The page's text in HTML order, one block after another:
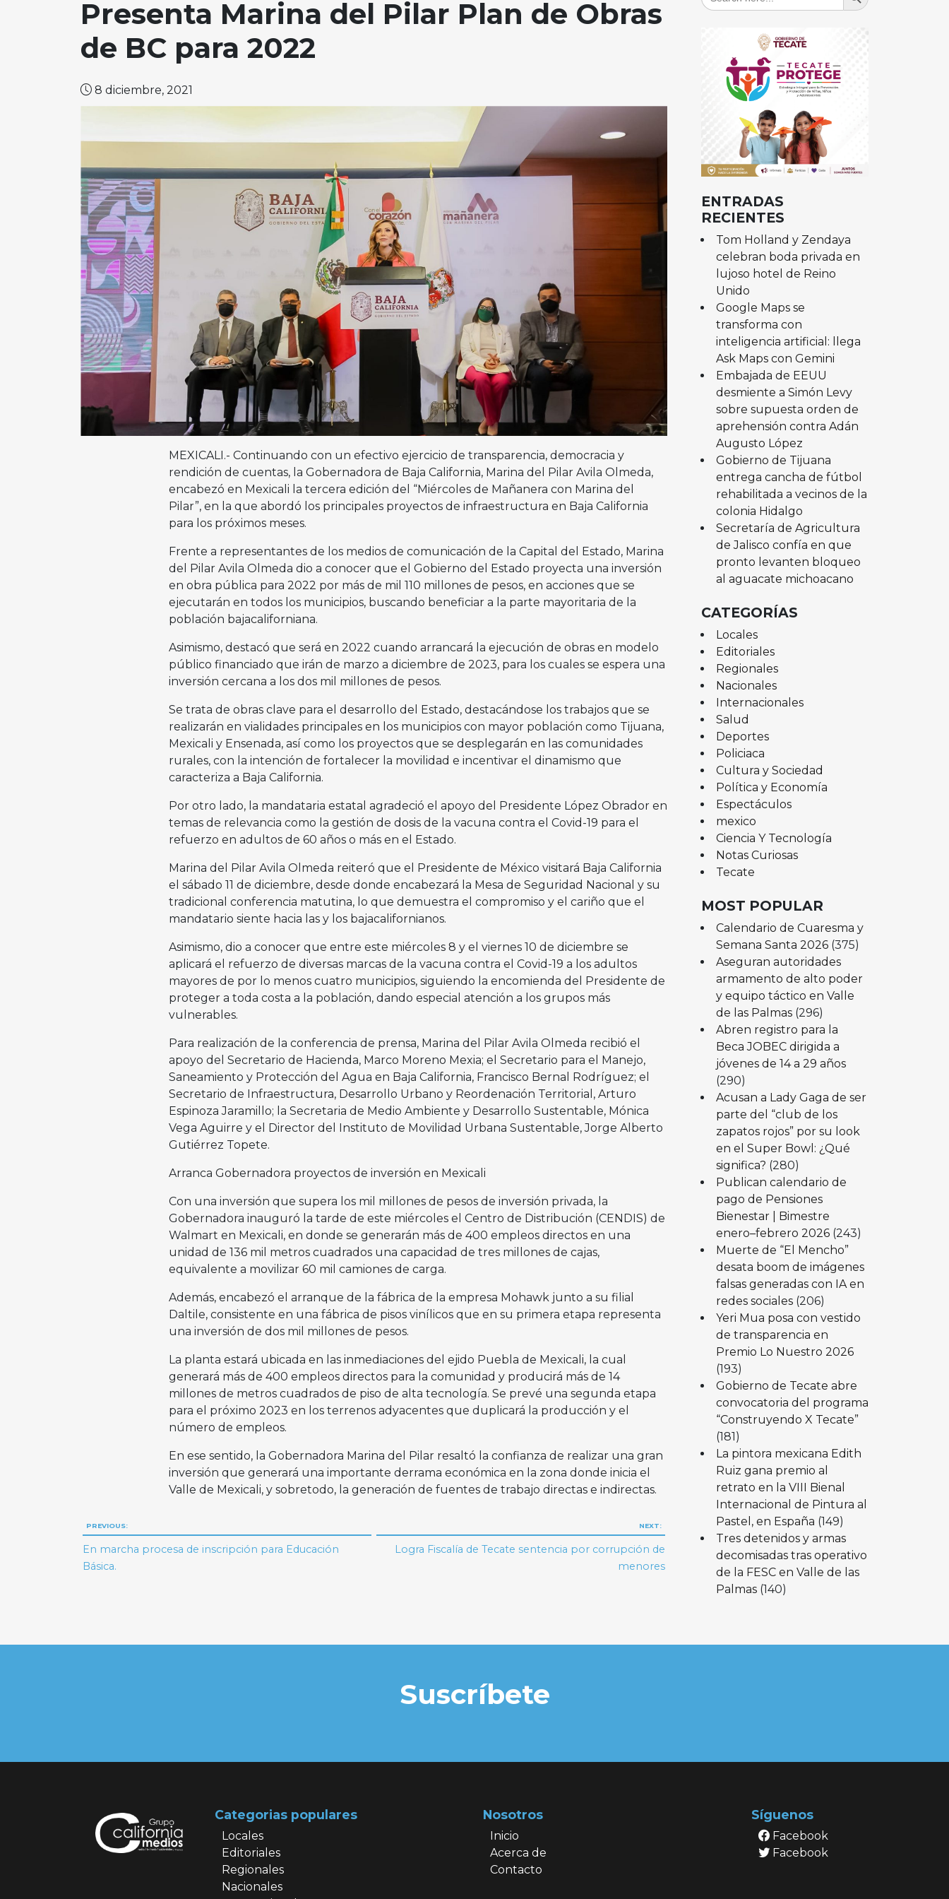
Presenta Marina del Pilar Plan de Obras
de BC para 2022
8 diciembre, 2021
MEXICALI.- Continuando con un efectivo ejercicio de transparencia, democracia y
rendición de cuentas, la Gobernadora de Baja California, Marina del Pilar Avila Olmeda,
encabezó en Mexicali la tercera edición del “Miércoles de Mañanera con Marina del
Pilar”, en la que abordó los principales proyectos de infraestructura en Baja California
para los próximos meses.
Frente a representantes de los medios de comunicación de la Capital del Estado, Marina
del Pilar Avila Olmeda dio a conocer que el Gobierno del Estado proyecta una inversión
en obra pública para 2022 por más de mil 110 millones de pesos, en acciones que se
ejecutarán en todos los municipios, buscando beneficiar a la parte mayoritaria de la
población bajacaliforniana.
Asimismo, destacó que será en 2022 cuando arrancará la ejecución de obras en modelo
público financiado que irán de marzo a diciembre de 2023, para los cuales se espera una
inversión cercana a los dos mil millones de pesos.
Se trata de obras clave para el desarrollo del Estado, destacándose los trabajos que se
realizarán en vialidades principales en los municipios con mayor población como Tijuana,
Mexicali y Ensenada, así como los proyectos que se desplegarán en las comunidades
rurales, con la intención de fortalecer la movilidad e incentivar el dinamismo que
caracteriza a Baja California.
Por otro lado, la mandataria estatal agradeció el apoyo del Presidente López Obrador en
temas de relevancia como la gestión de dosis de la vacuna contra el Covid-19 para el
refuerzo en adultos de 60 años o más en el Estado.
Marina del Pilar Avila Olmeda reiteró que el Presidente de México visitará Baja California
el sábado 11 de diciembre, desde donde encabezará la Mesa de Seguridad Nacional y su
tradicional conferencia matutina, lo que demuestra el compromiso y el cariño que el
mandatario siente hacia las y los bajacalifornianos.
Asimismo, dio a conocer que entre este miércoles 8 y el viernes 10 de diciembre se
aplicará el refuerzo de diversas marcas de la vacuna contra el Covid-19 a los adultos
mayores de por lo menos cuatro municipios, siguiendo la encomienda del Presidente de
proteger a toda costa a la población, dando especial atención a los grupos más
vulnerables.
Para realización de la conferencia de prensa, Marina del Pilar Avila Olmeda recibió el
apoyo del Secretario de Hacienda, Marco Moreno Mexia; el Secretario para el Manejo,
Saneamiento y Protección del Agua en Baja California, Francisco Bernal Rodríguez; el
Secretario de Infraestructura, Desarrollo Urbano y Reordenación Territorial, Arturo
Espinoza Jaramillo; la Secretaria de Medio Ambiente y Desarrollo Sustentable, Mónica
Vega Aguirre y el Director del Instituto de Movilidad Urbana Sustentable, Jorge Alberto
Gutiérrez Topete.
Arranca Gobernadora proyectos de inversión en Mexicali
Con una inversión que supera los mil millones de pesos de inversión privada, la
Gobernadora inauguró la tarde de este miércoles el Centro de Distribución (CENDIS) de
Walmart en Mexicali, en donde se generarán más de 400 empleos directos en una
unidad de 136 mil metros cuadrados una capacidad de tres millones de cajas,
equivalente a movilizar 60 mil camiones de carga.
Además, encabezó el arranque de la fábrica de la empresa Mohawk junto a su filial
Daltile, consistente en una fábrica de pisos vinílicos que en su primera etapa representa
una inversión de dos mil millones de pesos.
La planta estará ubicada en las inmediaciones del ejido Puebla de Mexicali, la cual
generará más de 400 empleos directos para la comunidad y producirá más de 14
millones de metros cuadrados de piso de alta tecnología. Se prevé una segunda etapa
para el próximo 2023 en los terrenos adyacentes que duplicará la producción y el
número de empleos.
En ese sentido, la Gobernadora Marina del Pilar resaltó la confianza de realizar una gran
inversión que generará una importante derrama económica en la zona donde inicia el
Valle de Mexicali, y sobretodo, la generación de fuentes de trabajo directas e indirectas.
Navegación
de
PREVIOUS:
En marcha procesa de inscripción para Educación
Básica.
NEXT:
Logra Fiscalía de Tecate sentencia por corrupción de
menores
ENTRADAS
RECIENTES
Tom Holland y Zendaya
celebran boda privada en
lujoso hotel de Reino
Unido
Google Maps se
transforma con
inteligencia artificial: llega
Ask Maps con Gemini
Embajada de EEUU
desmiente a Simón Levy
sobre supuesta orden de
aprehensión contra Adán
Augusto López
Gobierno de Tijuana
entrega cancha de fútbol
rehabilitada a vecinos de la
colonia Hidalgo
Secretaría de Agricultura
de Jalisco confía en que
pronto levanten bloqueo
al aguacate michoacano
CATEGORÍAS
Locales
Editoriales
Regionales
Nacionales
Internacionales
Salud
Deportes
Policiaca
Cultura y Sociedad
Política y Economía
Espectáculos
mexico
Ciencia Y Tecnología
Notas Curiosas
Tecate
MOST POPULAR
Calendario de Cuaresma y
Semana Santa 2026 (375)
Aseguran autoridades
armamento de alto poder
y equipo táctico en Valle
de las Palmas (296)
Abren registro para la
Beca JOBEC dirigida a
jóvenes de 14 a 29 años
(290)
Acusan a Lady Gaga de ser
parte del “club de los
zapatos rojos” por su look
en el Super Bowl: ¿Qué
significa? (280)
Publican calendario de
pago de Pensiones
Bienestar | Bimestre
enero–febrero 2026 (243)
Muerte de “El Mencho”
desata boom de imágenes
falsas generadas con IA en
redes sociales (206)
Yeri Mua posa con vestido
de transparencia en
Premio Lo Nuestro 2026
(193)
Gobierno de Tecate abre
convocatoria del programa
“Construyendo X Tecate”
(181)
La pintora mexicana Edith
Ruiz gana premio al
retrato en la VIII Bienal
Internacional de Pintura al
Pastel, en España (149)
Tres detenidos y armas
decomisadas tras operativo
de la FESC en Valle de las
Palmas (140)
Suscríbete
Categorias populares
Locales
Editoriales
Regionales
Nacionales
Nosotros
Inicio
Acerca de
Contacto
Síguenos
Facebook
Facebook